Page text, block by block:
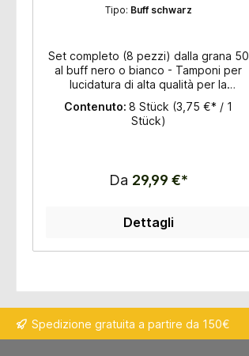
spessore 3,5mm
Tipo: Buff schwarz
Set completo (8 pezzi) dalla grana 50
al buff nero o bianco - Tamponi per
lucidatura di alta qualità per la
levigatura a secco con velcro -
Diametro: 100 mm - Spessore: 3,5mm -
Adatto per granito e marmo - Per
Contenuto: 8 Stück (3,75 €* / 1
Stück)
Da 29,99 €*
Dettagli
Spedizione gratuita a partire da 150€